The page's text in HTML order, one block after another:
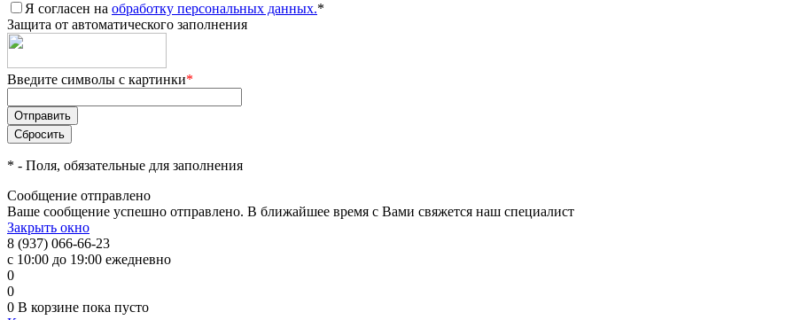
Я согласен на обработку персональных данных.*
Защита от автоматического заполнения
Введите символы с картинки*
* - Поля, обязательные для заполнения
Сообщение отправлено
Ваше сообщение успешно отправлено. В ближайшее время с Вами свяжется наш специалист
Закрыть окно
8 (937) 066-66-23
с 10:00 до 19:00 ежедневно
0
0
0 В корзине пока пусто